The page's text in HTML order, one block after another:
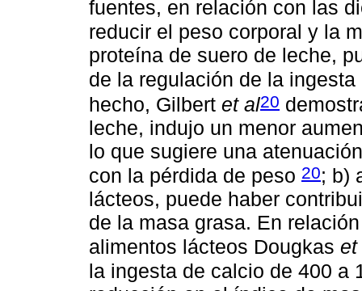
fuentes, en relación con las
reducir el peso corporal y la
proteína de suero de leche,
de la regulación de la
hecho, Gilbert et al20
leche, indujo un menor
lo que sugiere una
con la pérdida de peso 20; b)
lácteos, puede haber
de la masa grasa. En
alimentos lácteos Dougkas et
la ingesta de calcio de 400 a